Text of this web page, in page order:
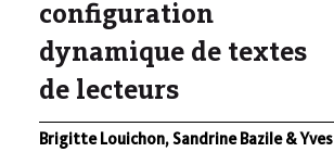
configuration
dynamique de textes
de lecteurs
Brigitte Louichon, Sandrine Bazile & Yves